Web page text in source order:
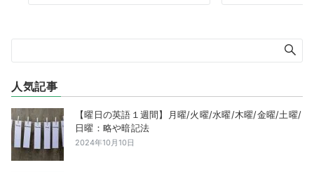
人気記事
【曜日の英語１週間】月曜/火曜/水曜/木曜/金曜/土曜/
日曜：略や暗記法
2024年10月10日